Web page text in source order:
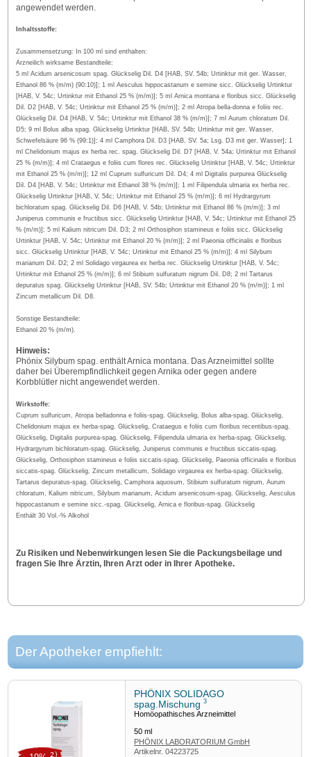
angewendet werden.
Inhaltsstoffe:
Zusammensetzung: In 100 ml sind enthalten:
Arzneilich wirksame Bestandteile:
5 ml Acidum arsenicosum spag. Glückselig Dil. D4 [HAB, SV. 54b; Urtinktur mit ger. Wasser,
Ethanol 86 % (m/m) (90:10)]; 1 ml Aesculus hippocastanum e semine sicc. Glückselig Urtinktur
[HAB, V. 54c; Urtinktur mit Ethanol 25 % (m/m)]; 5 ml Arnica montana e floribus sicc. Glückselig
Dil. D2 [HAB, V. 54c; Urtinktur mit Ethanol 25 % (m/m)]; 2 ml Atropa bella-donna e foliis rec.
Glückselig Dil. D4 [HAB, V. 54c; Urtinktur mit Ethanol 38 % (m/m)]; 7 ml Aurum chloratum Dil.
D5; 9 ml Bolus alba spag. Glückselig Urtinktur [HAB, SV. 54b; Urtinktur mit ger. Wasser,
Schwefelsäure 96 % (99:1)]; 4 ml Camphora Dil. D3 [HAB, SV. 5a; Lsg. D3 mit ger. Wasser]; 1
ml Chelidonium majus ex herba rec. spag. Glückselig Dil. D7 [HAB, V. 54a; Urtinktur mit Ethanol
25 % (m/m)]; 4 ml Crataegus e foliis cum flores rec. Glückselig Urtinktur [HAB, V. 54c; Urtinktur
mit Ethanol 25 % (m/m)]; 12 ml Cuprum sulfuricum Dil. D4; 4 ml Digitalis purpurea Glückselig
Dil. D4 [HAB, V. 54c; Urtinktur mit Ethanol 38 % (m/m)]; 1 ml Filipendula ulmaria ex herba rec.
Glückselig Urtinktur [HAB, V. 54c; Urtinktur mit Ethanol 25 % (m/m)]; 6 ml Hydrargyrum
bichloratum spag. Glückselig Dil. D6 [HAB, V. 54b; Urtinktur mit Ethanol 86 % (m/m)]; 3 ml
Juniperus communis e fructibus sicc. Glückselig Urtinktur [HAB, V. 54c; Urtinktur mit Ethanol 25
% (m/m)]; 5 ml Kalium nitricum Dil. D3; 2 ml Orthosiphon stamineus e foliis sicc. Glückselig
Urtinktur [HAB, V. 54c; Urtinktur mit Ethanol 20 % (m/m)]; 2 ml Paeonia officinalis e floribus
sicc. Glückselig Urtinktur [HAB, V. 54c; Urtinktur mit Ethanol 25 % (m/m)]; 4 ml Silybum
marianum Dil. D2; 2 ml Solidago virgaurea ex herba rec. Glückselig Urtinktur [HAB, V. 54c;
Urtinktur mit Ethanol 25 % (m/m)]; 6 ml Stibium sulfuratum nigrum Dil. D8; 2 ml Tartarus
depuratus spag. Glückselig Urtinktur [HAB, SV. 54b; Urtinktur mit Ethanol 20 % (m/m)]; 1 ml
Zincum metallicum Dil. D8.
Sonstige Bestandteile:
Ethanol 20 % (m/m).
Hinweis:
Phönix Silybum spag. enthält Arnica montana. Das Arzneimittel sollte
daher bei Überempfindlichkeit gegen Arnika oder gegen andere
Korbblütler nicht angewendet werden.
Wirkstoffe:
Cuprum sulfuricum, Atropa belladonna e foliis-spag. Glückselig, Bolus alba-spag. Glückselig,
Chelidonium majus ex herba-spag. Glückselig, Crataegus e foliis cum floribus recentibus-spag.
Glückselig, Digitalis purpurea-spag. Glückselig, Filipendula ulmaria ex herba-spag. Glückselig,
Hydrargyrum bichloratum-spag. Glückselig, Juniperus communis e fructibus siccatis-spag.
Glückselig, Orthosiphon stamineus e foliis siccatis-spag. Glückselig, Paeonia officinalis e floribus
siccatis-spag. Glückselig, Zincum metallicum, Solidago virgaurea ex herba-spag. Glückselig,
Tartarus depuratus-spag. Glückselig, Camphora aquosum, Stibium sulfuratum nigrum, Aurum
chloratum, Kalium nitricum, Silybum marianum, Acidum arsenicosum-spag. Glückselig, Aesculus
hippocastanum e semine sicc.-spag. Glückselig, Arnica e floribus-spag. Glückselig
Enthält 30 Vol.-% Alkohol
Zu Risiken und Nebenwirkungen lesen Sie die Packungsbeilage und
fragen Sie Ihre Ärztin, Ihren Arzt oder in Ihrer Apotheke.
Der Apotheker empfiehlt:
PHÖNIX SOLIDAGO
spag.Mischung3
Homöopathisches Arzneimittel
50ml
PHÖNIX LABORATORIUM GmbH
Artikelnr.04223725
2)